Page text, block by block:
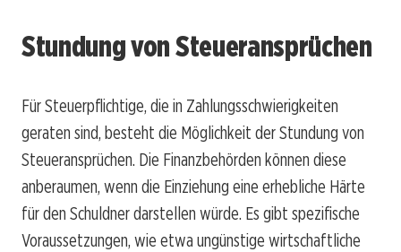
Stundung von Steueransprüchen
Für Steuerpflichtige, die in Zahlungsschwierigkeiten
geraten sind, besteht die Möglichkeit der Stundung von
Steueransprüchen. Die Finanzbehörden können diese
anberaumen, wenn die Einziehung eine erhebliche Härte
für den Schuldner darstellen würde. Es gibt spezifische
Voraussetzungen, wie etwa ungünstige wirtschaftliche